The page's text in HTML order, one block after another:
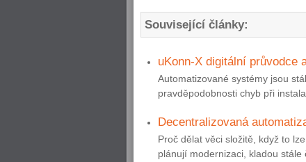
Související články:
uKonn-X digitální průvodce
Automatizované systémy jsou
pravděpodobnosti chyb při
Decentralizovaná
Proč dělat věci složitě, když to
plánují modernizaci, kladou stále